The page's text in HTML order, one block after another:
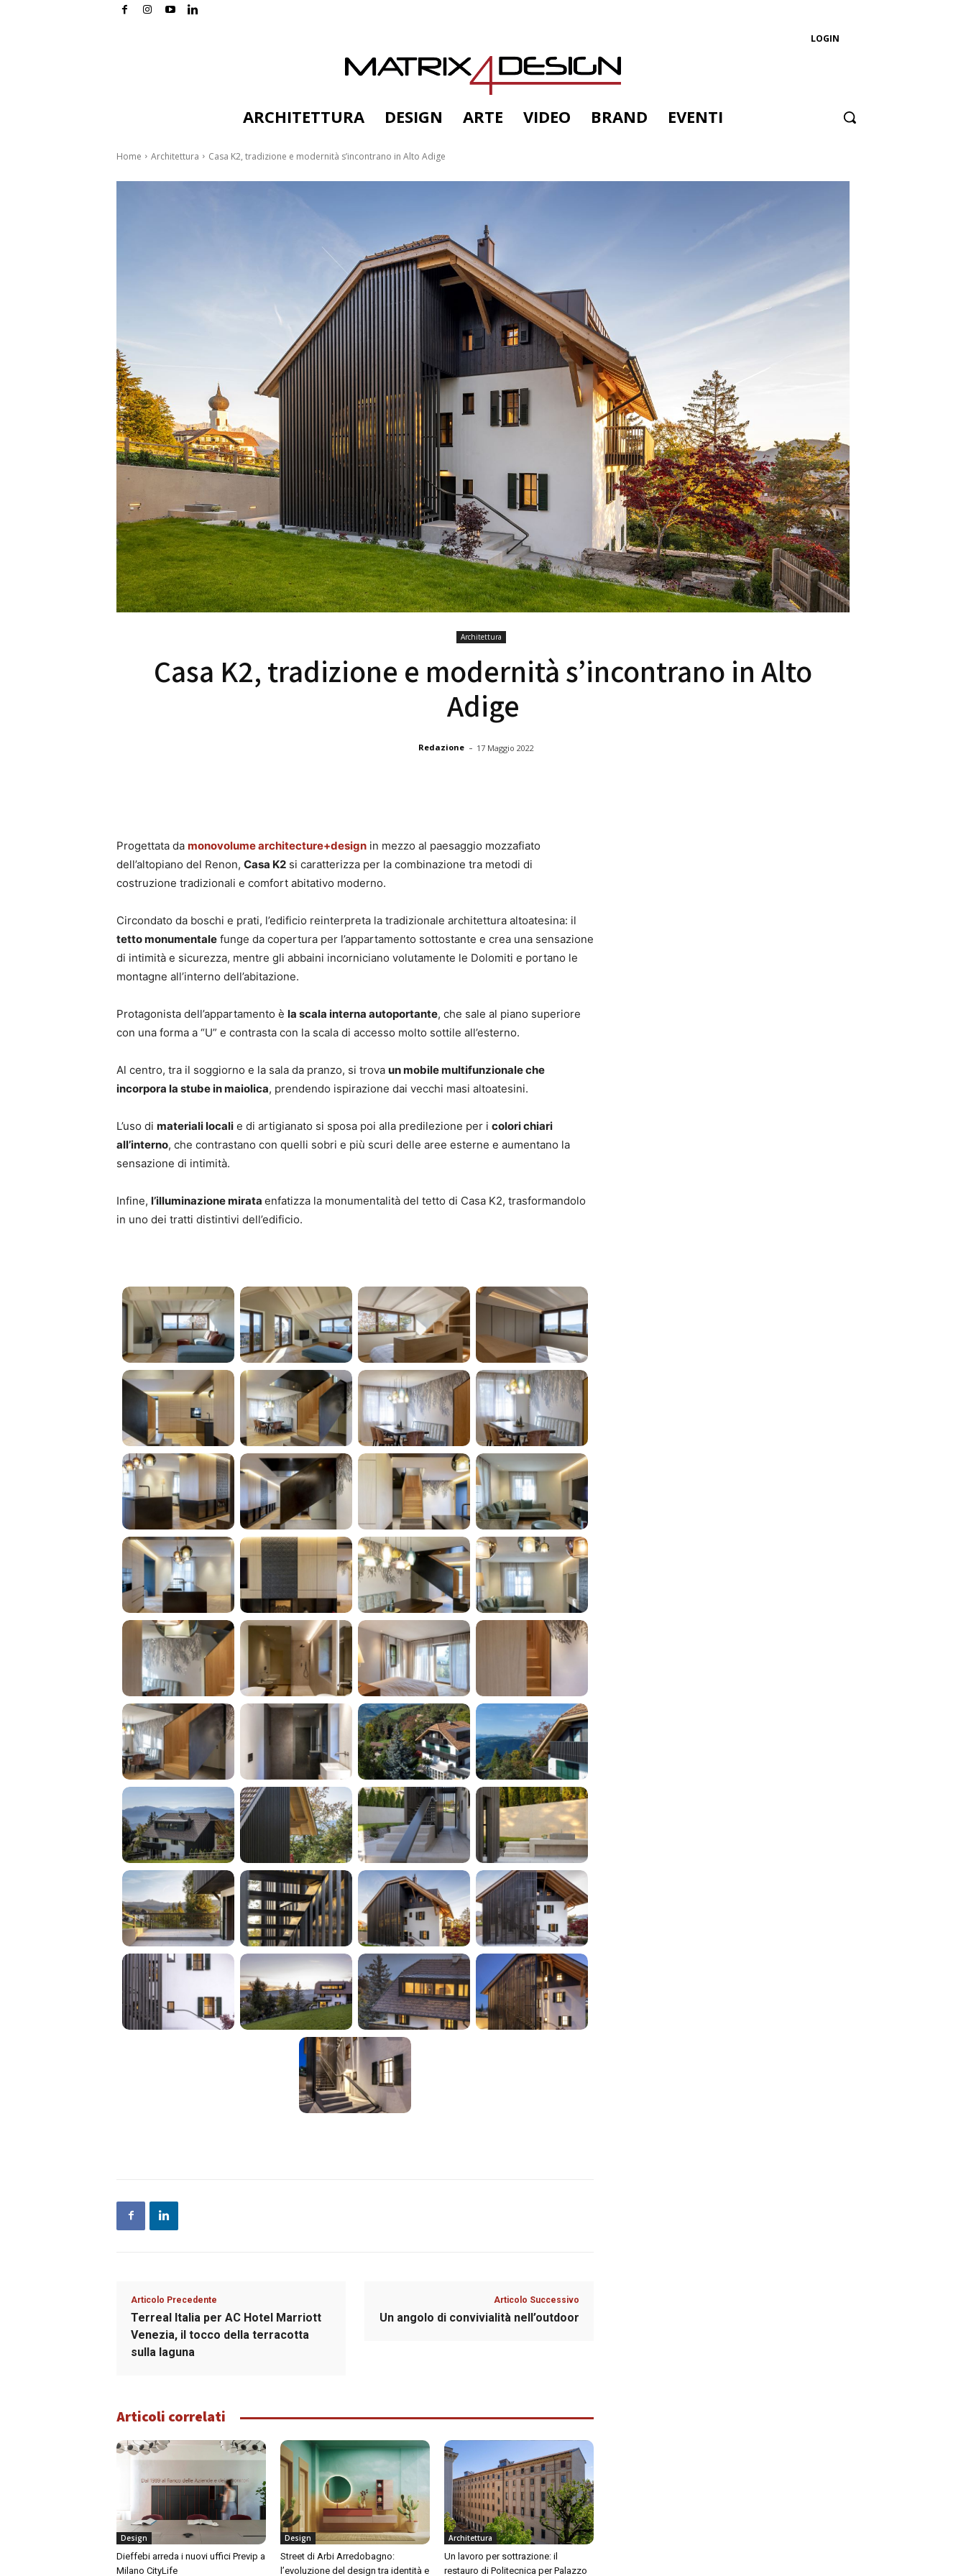
LOGIN
ARCHITETTURA DESIGN ARTE VIDEO BRAND EVENTI
Home Architettura Casa K2, tradizione e modernità s’incontrano in Alto Adige
Architettura
Casa K2, tradizione e modernità s’incontrano in Alto
Adige
Redazione - 17 Maggio 2022
Progettata da monovolume architecture+design in mezzo al paesaggio mozzafiato
dell’altopiano del Renon, Casa K2 si caratterizza per la combinazione tra metodi di
costruzione tradizionali e comfort abitativo moderno.
Circondato da boschi e prati, l’edificio reinterpreta la tradizionale architettura altoatesina: il
tetto monumentale funge da copertura per l’appartamento sottostante e crea una sensazione
di intimità e sicurezza, mentre gli abbaini incorniciano volutamente le Dolomiti e portano le
montagne all’interno dell’abitazione.
Protagonista dell’appartamento è la scala interna autoportante, che sale al piano superiore
con una forma a “U” e contrasta con la scala di accesso molto sottile all’esterno.
Al centro, tra il soggiorno e la sala da pranzo, si trova un mobile multifunzionale che
incorpora la stube in maiolica, prendendo ispirazione dai vecchi masi altoatesini.
L’uso di materiali locali e di artigianato si sposa poi alla predilezione per i colori chiari
all’interno, che contrastano con quelli sobri e più scuri delle aree esterne e aumentano la
sensazione di intimità.
Infine, l’illuminazione mirata enfatizza la monumentalità del tetto di Casa K2, trasformandolo
in uno dei tratti distintivi dell’edificio.
Articolo Precedente
Terreal Italia per AC Hotel Marriott
Venezia, il tocco della terracotta
sulla laguna
Articolo Successivo
Un angolo di convivialità nell’outdoor
Articoli correlati
Design
Dieffebi arreda i nuovi uffici Previp a
Milano CityLife
Design
Street di Arbi Arredobagno:
l’evoluzione del design tra identità e
Architettura
Un lavoro per sottrazione: il
restauro di Politecnica per Palazzo